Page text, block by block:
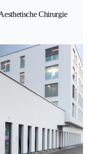
Chirurgie